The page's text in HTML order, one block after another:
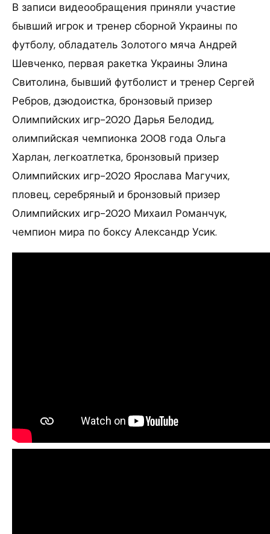
В записи видеообращения приняли участие
бывший игрок и тренер сборной Украины по
футболу, обладатель Золотого мяча Андрей
Шевченко, первая ракетка Украины Элина
Свитолина, бывший футболист и тренер Сергей
Ребров, дзюдоистка, бронзовый призер
Олимпийских игр-2020 Дарья Белодид,
олимпийская чемпионка 2008 года Ольга
Харлан, легкоатлетка, бронзовый призер
Олимпийских игр-2020 Ярослава Магучих,
пловец, серебряный и бронзовый призер
Олимпийских игр-2020 Михаил Романчук,
чемпион мира по боксу Александр Усик.